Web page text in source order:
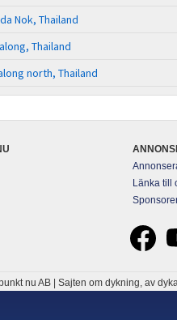
Nok, Thailand
Thailand
north, Thailand
Länka till
nu AB | Sajten om dykning, av